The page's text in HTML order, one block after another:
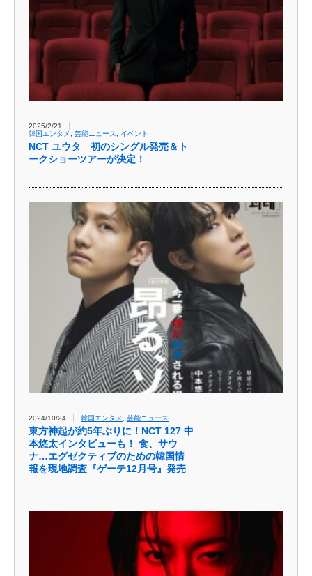
2025/2/21
韓国エンタメ
芸能ニュース イベント
NCT ユウタ 初のシングル発売＆ト
ークショーツアーが決定！
2024/10/24 韓国エンタメ 芸能ニュース
東方神起が約5年ぶりに！NCT 127 中
本悠太インタビューも！ 食、サウ
ナ…エグゼクティブのための韓国情
報を現地調査『ゲーテ12月号』発売